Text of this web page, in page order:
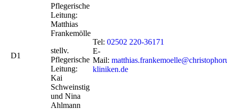
D1
Pflegerische
Leitung:
Matthias
Frankemölle
stellv.
Pflegerische
Leitung:
Kai
Schweinstig
und Nina
Ahlmann
Tel: 02502 220-36171
E-
Mail:
kliniken.de